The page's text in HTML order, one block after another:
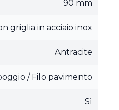
90 mm
griglia in acciaio inox
Antracite
/ Filo pavimento
Sì